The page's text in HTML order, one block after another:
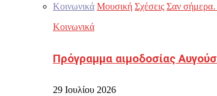
Κοινωνικά Μουσική Σχέσεις Σαν
Κοινωνικά
Πρόγραμμα αιμοδοσίας
29 Ιουλίου 2026